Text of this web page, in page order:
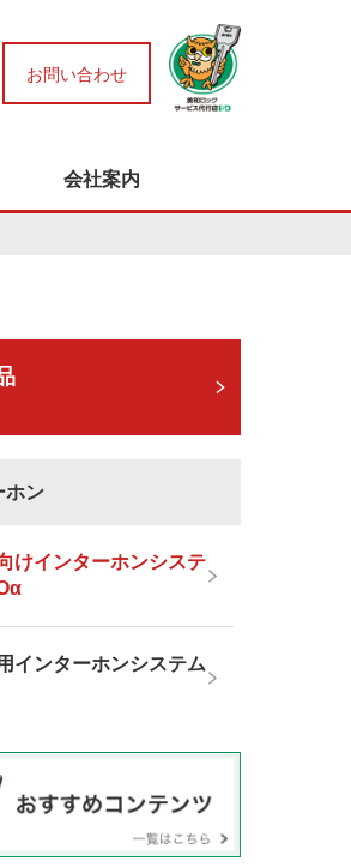
お問い合わせ
会社案内
ホン
けインターホンシステ
インターホンシステム